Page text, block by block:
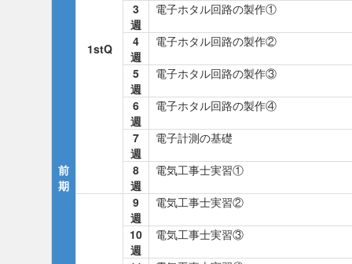
前
期
1stQ
3
週
電子ホタル回路の製作①
4
週
電子ホタル回路の製作②
5
週
電子ホタル回路の製作③
6
週
電子ホタル回路の製作④
7
週
電子計測の基礎
8
週
電気工事士実習①
9
週
電気工事士実習②
10
週
電気工事士実習③